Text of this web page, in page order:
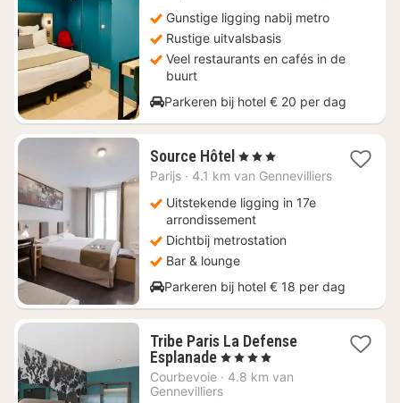
€
100
Gunstige ligging nabij metro
Rustige uitvalsbasis
Veel restaurants en cafés in de
buurt
Parkeren bij hotel € 20 per dag
Source Hôtel 1
nacht
€
87
, 3 Sterren
Parijs · 4.1 km van Gennevilliers
Uitstekende ligging in 17e
arrondissement
Dichtbij metrostation
Bar & lounge
Parkeren bij hotel € 18 per dag
Tribe Paris La Defense
Esplanade1
nacht
vanaf
, 4 Sterren
Courbevoie · 4.8 km van
Gennevilliers